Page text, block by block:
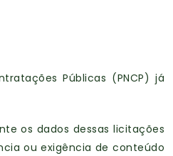
Públicas (PNCP) já
os dados dessas licitações
ou exigência de conteúdo